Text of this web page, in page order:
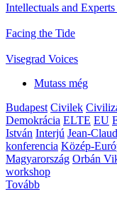
Intellectuals and
Facing the Tide
Visegrad Voices
Mutass még
Budapest Civilek
Demokrácia ELTE EU
István Interjú Jean-
konferencia Közép-
Magyarország Orbán
workshop
Tovább